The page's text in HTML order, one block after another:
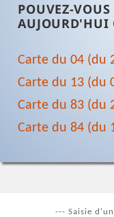
POUVEZ-
AUJOURD'HUI
Carte du 04 (du
Carte du 13 (du
Carte du 83 (du
Carte du 84 (du
--- Saisie